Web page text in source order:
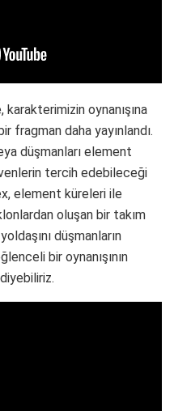
oynanışına
fragman daha yayınlandı.
düşmanları element
tercih edebileceği
element küreleri ile
oluşan bir takım
düşmanların
bir oynanışının